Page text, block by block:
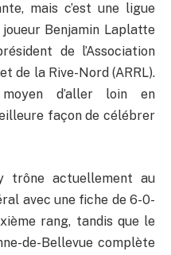
mais c’est une ligue
Benjamin Laplatte
de l’Association
de la Rive-Nord (ARRL).
d’aller loin en
façon de célébrer
trône actuellement au
avec une fiche de 6-0-
rang, tandis que le
de-Bellevue complète